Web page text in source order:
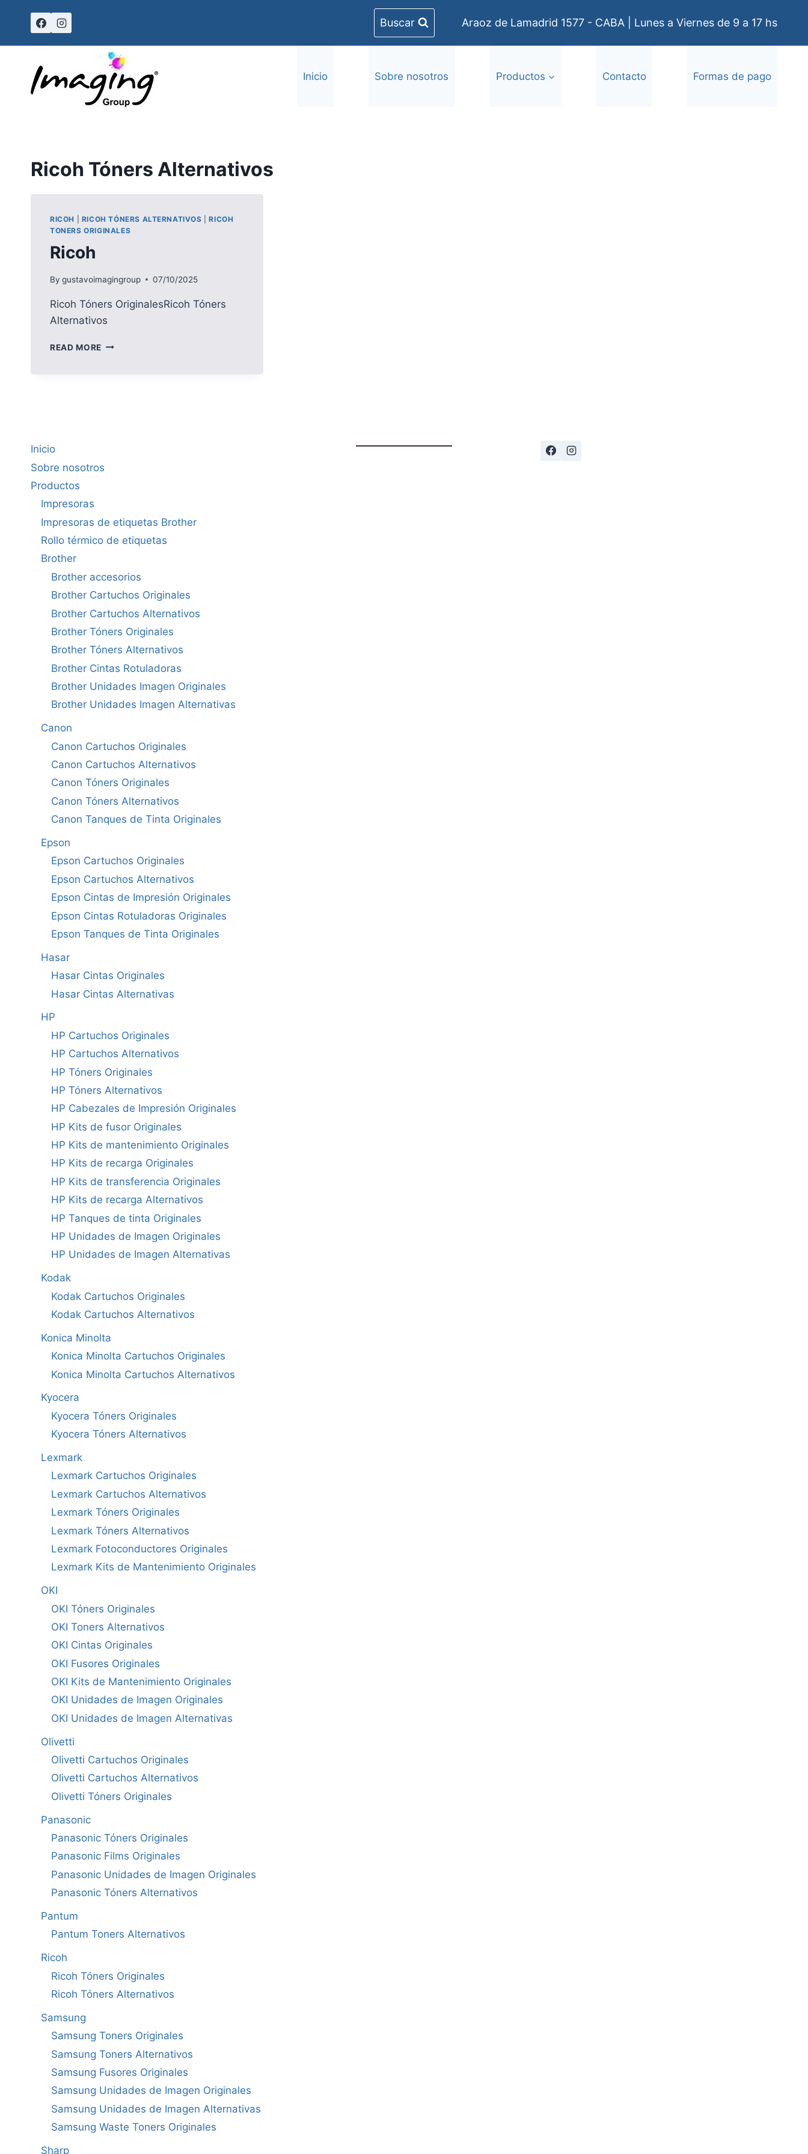
Buscar Araoz de Lamadrid 1577 - CABA | Lunes a Viernes de 9 a 17 hs
Inicio Sobre nosotros Productos Contacto Formas de pago
Ricoh Tóners Alternativos
RICOH RICOH TÓNERS ALTERNATIVOS |RICOH
TONERS ORIGINALES
Ricoh
By gustavoimagingroup 07/10/2025
Ricoh Tóners OriginalesRicoh Tóners
Alternativos
READ MORE RICOH
Inicio
Sobre nosotros
Productos
Impresoras
Impresoras de etiquetas Brother
Rollo térmico de etiquetas
Brother
Brother accesorios
Brother Cartuchos Originales
Brother Cartuchos Alternativos
Brother Tóners Originales
Brother Tóners Alternativos
Brother Cintas Rotuladoras
Brother Unidades Imagen Originales
Brother Unidades Imagen Alternativas
Canon
Canon Cartuchos Originales
Canon Cartuchos Alternativos
Canon Tóners Originales
Canon Tóners Alternativos
Canon Tanques de Tinta Originales
Epson
Epson Cartuchos Originales
Epson Cartuchos Alternativos
Epson Cintas de Impresión Originales
Epson Cintas Rotuladoras Originales
Epson Tanques de Tinta Originales
Hasar
Hasar Cintas Originales
Hasar Cintas Alternativas
HP
HP Cartuchos Originales
HP Cartuchos Alternativos
HP Tóners Originales
HP Tóners Alternativos
HP Cabezales de Impresión Originales
HP Kits de fusor Originales
HP Kits de mantenimiento Originales
HP Kits de recarga Originales
HP Kits de transferencia Originales
HP Kits de recarga Alternativos
HP Tanques de tinta Originales
HP Unidades de Imagen Originales
HP Unidades de Imagen Alternativas
Kodak
Kodak Cartuchos Originales
Kodak Cartuchos Alternativos
Konica Minolta
Konica Minolta Cartuchos Originales
Konica Minolta Cartuchos Alternativos
Kyocera
Kyocera Tóners Originales
Kyocera Tóners Alternativos
Lexmark
Lexmark Cartuchos Originales
Lexmark Cartuchos Alternativos
Lexmark Tóners Originales
Lexmark Tóners Alternativos
Lexmark Fotoconductores Originales
Lexmark Kits de Mantenimiento Originales
OKI
OKI Tóners Originales
OKI Toners Alternativos
OKI Cintas Originales
OKI Fusores Originales
OKI Kits de Mantenimiento Originales
OKI Unidades de Imagen Originales
OKI Unidades de Imagen Alternativas
Olivetti
Olivetti Cartuchos Originales
Olivetti Cartuchos Alternativos
Olivetti Tóners Originales
Panasonic
Panasonic Tóners Originales
Panasonic Films Originales
Panasonic Unidades de Imagen Originales
Panasonic Tóners Alternativos
Pantum
Pantum Toners Alternativos
Ricoh
Ricoh Tóners Originales
Ricoh Tóners Alternativos
Samsung
Samsung Toners Originales
Samsung Toners Alternativos
Samsung Fusores Originales
Samsung Unidades de Imagen Originales
Samsung Unidades de Imagen Alternativas
Samsung Waste Toners Originales
Sharp